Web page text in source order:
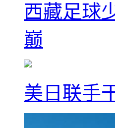
西藏足球
巅
美日联手